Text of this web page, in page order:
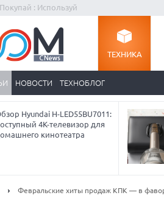
: Используй
ТЕХНИКА
НОВОСТИ ТЕХНОБЛОГ
Hyundai H-LED55BU7011:
4K-телевизор для
кинотеатра
Февральские хиты продаж КПК — в